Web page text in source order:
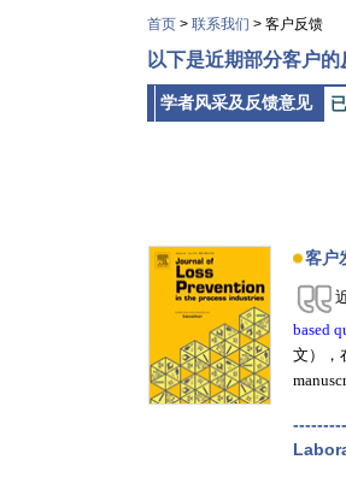
首页 > 联系我们 > 客户反馈
以下是近期部分客户的
学者风采及反馈意见
客户
based
文），